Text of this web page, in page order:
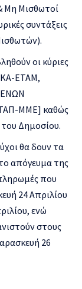
Μη Μισθωτοί
συντάξεις
οι κύριες
ΕΤΑΜ,
ΜΜΕ] καθώς
του Δημοσίου.
θα δουν τα
απόγευμα της
που
24 Απριλίου
ενώ
στους
26